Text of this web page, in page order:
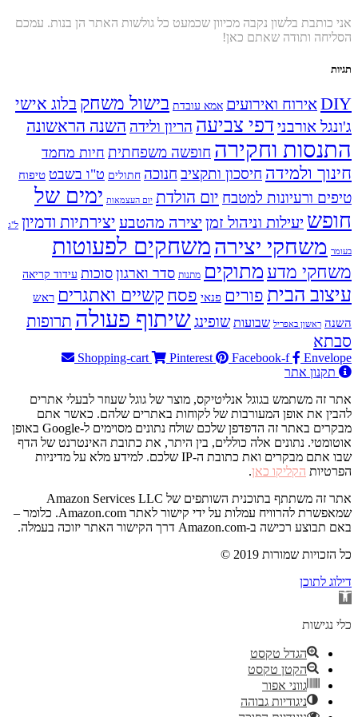
אני כותבת בלשון נקבה מכיוון שכמעט כל גולשות האתר הן בנות. עמכם
הסליחה ותודה שאתם כאן!
תגיות
DIYאירוח ואירועים אמא עובדת בישול משחק בלוג אישי
ג'ונגל אורבני דפי צביעה הריון ולידה השנה הראשונה
התנסות וחקירה חופשה משפחתית חיות מחמד
חינוך ולמידה חיסכון ותקציב חנוכה חתולים ט"ו בשבט טיפוח
טיפים ורעיונות למטבח יום הולדת יום העצמאות ימים של
חופש יעילות וניהול זמן יצירה מהטבע יצירתיות ודמיון ל"ג
בעומר משחקי יצירהמשחקים לפעוטות
משחקי מדע מתוקים מתנות סדר וארגון סוכות עידוד קריאה
עיצוב הבית פורים פנאי פסח קשיים ואתגרים ראש
השנה ראשון באפריל שבועות שופינגשיתוף פעולה תרופות
סבתא
Shopping-cart Pinterest Facebook-f
Envelope
תקנון אתר
אתר זה משתמש בגוגל אנליטיקס, מוצר של גוגל שעוזר לבעלי אתרים
להבין את אופן המעורבות של לקוחות באתרים שלהם. כאשר אתם
מבקרים באתר זה הדפדפן שלכם שולח נתונים מסוימים ל-Google באופן
אוטומטי. נתונים אלה כוללים, בין היתר, את כתובת האינטרנט של הדף
שבו אתם מבקרים ואת כתובת ה-IP שלכם. למידע מלא על מדיניות
הפרטיות הקליקו כאן.
אתר זה משתתף בתוכנית השותפים של Amazon Services LLC
שמאפשרת להרוויח עמלות על ידי קישור לאתר Amazon.com. כלומר –
באם תבוצע רכישה ב-Amazon.com דרך הקישור האתר יזוכה בעמלה.
© 2019 כל הזכויות שמורות
דילוג לתוכן
פתח
נגישות
כלי נגישות
הגדל טקסט
הקטן טקסט
גווני אפור
ניגודיות גבוהה